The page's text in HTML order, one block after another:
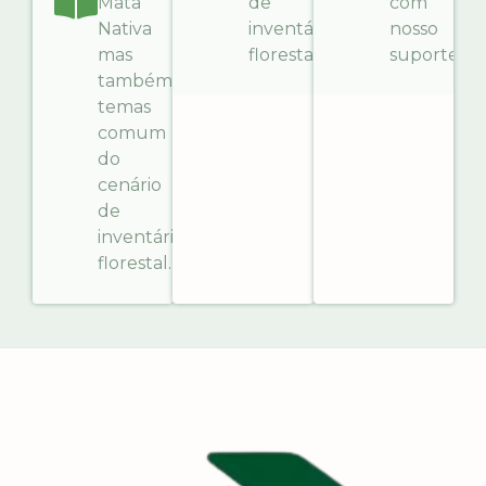
Nativa
mas
também
temas
comum
do
cenário
de
inventário
florestal.
inventário
florestal.
nosso
suporte.